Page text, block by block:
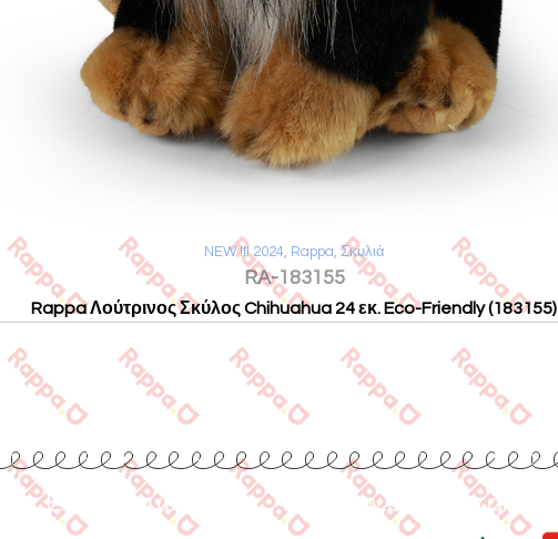
NEW !!! 2024 Rappa Σκυλιά
RA-183155
Rappa Λούτρινος Σκύλος Chihuahua 24 εκ. Eco-Friendly (183155)
Επικοινωνία www.collecta.gr